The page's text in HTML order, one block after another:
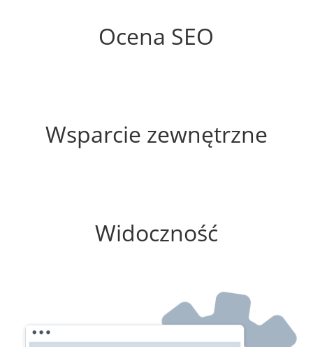
Ocena SEO
Wsparcie zewnętrzne
Widoczność